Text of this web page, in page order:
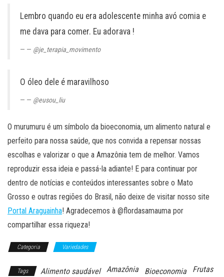
Lembro quando eu era adolescente minha avó comia e
me dava para comer. Eu adorava !
— @je_terapia_movimento
O óleo dele é maravilhoso
— @eusou_liu
O murumuru é um símbolo da bioeconomia, um alimento natural e
perfeito para nossa saúde, que nos convida a repensar nossas
escolhas e valorizar o que a Amazônia tem de melhor. Vamos
reproduzir essa ideia e passá-la adiante! E para continuar por
dentro de notícias e conteúdos interessantes sobre o Mato
Grosso e outras regiões do Brasil, não deixe de visitar nosso site
Portal Araguainha! Agradecemos à @flordasamauma por
compartilhar essa riqueza!
Categoria Variedades
Tags Alimento saudável Amazônia Bioeconomia
Frutas